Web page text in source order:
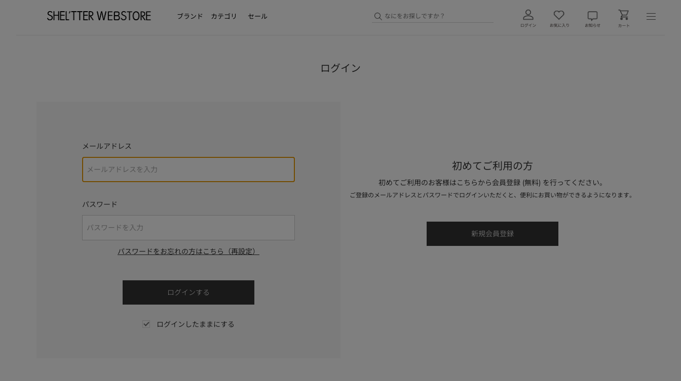
ブランド カテゴリ セール
ログイン
メールアドレス
パスワード
パスワードをお忘れの方はこちら（再設定）
ログインしたままにする
初めてご利用の方
初めてご利用のお客様はこちらから会員登録 (無料) を行ってください。
ご登録のメールアドレスとパスワードでログインいただくと、便利にお買い物ができるようになります。